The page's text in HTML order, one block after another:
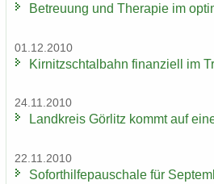
Be­treu­ung und The­ra­pie im
01.12.2010
Kir­nitzsch­tal­bahn fi­nan­zi­ell im
24.11.2010
Land­kreis Gör­litz kommt auf
22.11.2010
So­fort­hil­fe­pau­scha­le für